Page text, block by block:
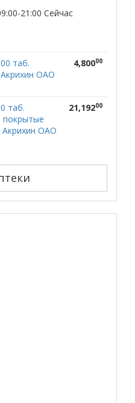
21:00 Сейчас
таб.
ОАО
4,80000
таб.
покрытые
Акрихин ОАО
21,19200